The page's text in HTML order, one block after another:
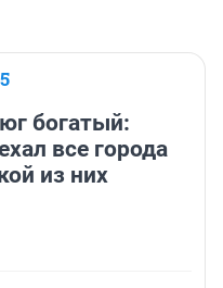
богатый:
все города
из них